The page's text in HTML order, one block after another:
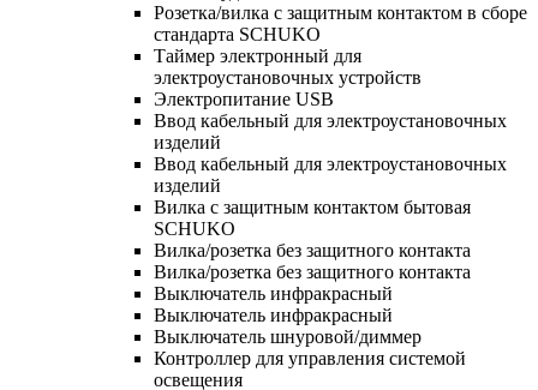
Розетка/вилка с защитным контактом в сборе
стандарта SCHUKO
Таймер электронный для
электроустановочных устройств
Электропитание USB
Ввод кабельный для электроустановочных
изделий
Ввод кабельный для электроустановочных
изделий
Вилка с защитным контактом бытовая
SCHUKO
Вилка/розетка без защитного контакта
Вилка/розетка без защитного контакта
Выключатель инфракрасный
Выключатель инфракрасный
Выключатель шнуровой/диммер
Контроллер для управления системой
освещения